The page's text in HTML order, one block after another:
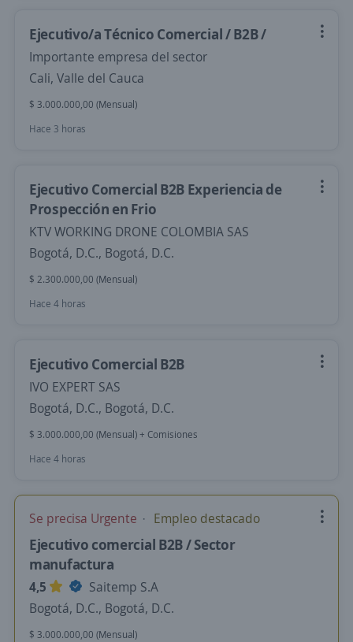
Ejecutivo/a Técnico Comercial / B2B /
Importante empresa del sector
Cali, Valle del Cauca
$ 3.000.000,00 (Mensual)
Hace 3 horas
Ejecutivo Comercial B2B Experiencia de
Prospección en Frio
KTV WORKING DRONE COLOMBIA SAS
Bogotá, D.C., Bogotá, D.C.
$ 2.300.000,00 (Mensual)
Hace 4 horas
Ejecutivo Comercial B2B
IVO EXPERT SAS
Bogotá, D.C., Bogotá, D.C.
$ 3.000.000,00 (Mensual) + Comisiones
Hace 4 horas
Se precisa Urgente Empleo destacado
Ejecutivo comercial B2B / Sector
manufactura
4,5
Saitemp S.A
Bogotá, D.C., Bogotá, D.C.
$ 3.000.000,00 (Mensual)